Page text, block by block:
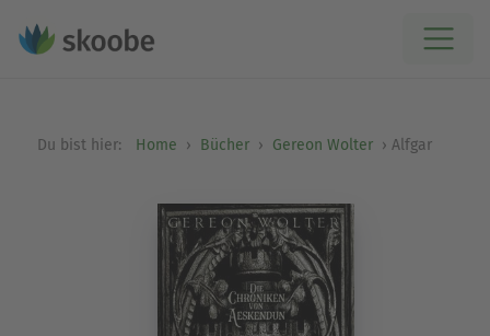
Du bist hier: Home Bücher Gereon Wolter Alfgar